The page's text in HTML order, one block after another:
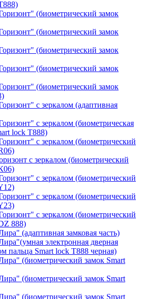
(биометрический замок
(биометрический замок
(биометрический замок
(биометрический замок
(биометрический замок
с зеркалом (адаптивная
с зеркалом (биометрическая
lock T888)
с зеркалом (биометрический
с зеркалом (биометрический
с зеркалом (биометрический
с зеркалом (биометрический
с зеркалом (биометрический
888)
(адаптивная замковая часть)
электронная дверная
пальца Smart lock T888 черная)
(биометрический замок Smart
(биометрический замок Smart
(биометрический замок Smart